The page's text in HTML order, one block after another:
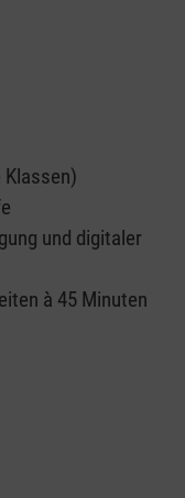
und digitaler
à 45 Minuten